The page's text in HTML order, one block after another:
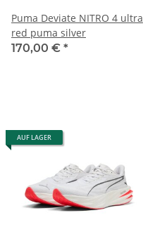
Puma Deviate NITRO 4 ultra
red puma silver
170,00 € *
AUF LAGER